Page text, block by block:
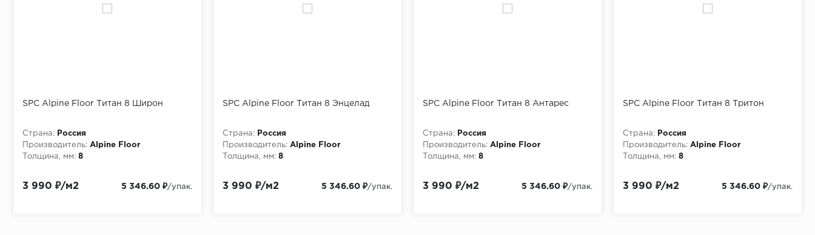
SPC Alpine Floor Титан 8 Широн
Страна:
Россия
Производитель: Alpine Floor
Толщина, мм: 8
3 990 ₽/м2 5 346.60 ₽/упак.
SPC Alpine Floor Титан 8 Энцелад
Страна:
Россия
Производитель: Alpine Floor
Толщина, мм: 8
3 990 ₽/м2 5 346.60 ₽/упак.
SPC Alpine Floor Титан 8 Антарес
Страна:
Россия
Производитель: Alpine Floor
Толщина, мм: 8
3 990 ₽/м2 5 346.60 ₽/упак.
SPC Alpine Floor Титан 8 Тритон
Страна:
Россия
Производитель: Alpine Floor
Толщина, мм: 8
3 990 ₽/м2 5 346.60 ₽/упак.